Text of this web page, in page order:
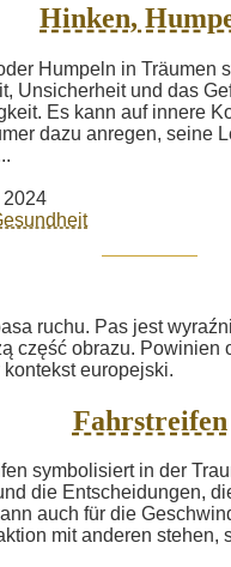
Hinken,
Humpeln in Träumen
Unsicherheit und das
Es kann auf innere
dazu anregen, seine
2024
Fahrstreifen
symbolisiert in der
die Entscheidungen,
auch für die
mit anderen stehen,